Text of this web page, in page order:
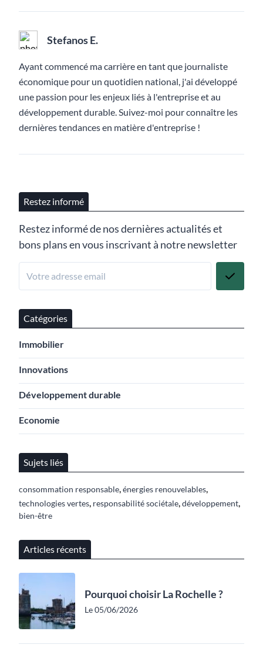
Stefanos E.
Ayant commencé ma carrière en tant que journaliste
économique pour un quotidien national, j'ai développé
une passion pour les enjeux liés à l'entreprise et au
développement durable. Suivez-moi pour connaître les
dernières tendances en matière d'entreprise !
Restez informé
Restez informé de nos dernières actualités et
bons plans en vous inscrivant à notre newsletter
Catégories
Immobilier
Innovations
Développement durable
Economie
Sujets liés
consommation responsable énergies renouvelables
technologies vertes responsabilité sociétale développement
bien-être
Articles récents
Pourquoi choisir La Rochelle ?
Le 05/06/2026